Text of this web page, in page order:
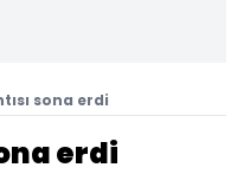
sona erdi
erdi